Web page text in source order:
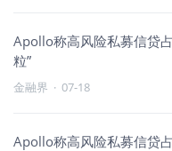
Apollo称高风险私募信贷
粒”
金融界 · 07-18
Apollo称高风险私募信贷